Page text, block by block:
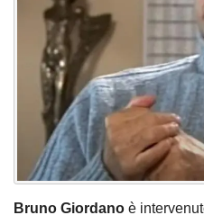
Bruno Giordano è